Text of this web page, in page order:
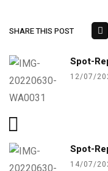
SHARE THIS POST
Spot-
12/07/
Spot-
14/07/